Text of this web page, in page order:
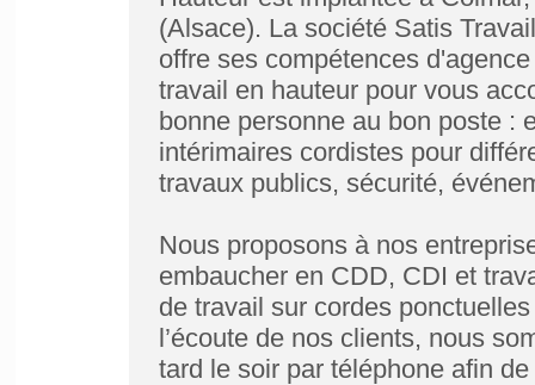
(Alsace). La société Satis
offre ses compétences
travail en hauteur pour vous
bonne personne au bon poste :
intérimaires cordistes pour
travaux publics, sécurité,
Nous proposons à nos
embaucher en CDD, CDI et
de travail sur cordes
l’écoute de nos clients, nous
tard le soir par téléphone afin